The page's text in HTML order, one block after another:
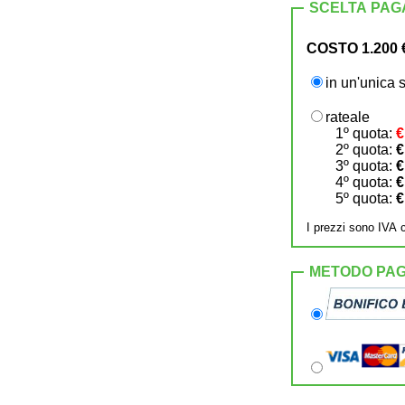
SCELTA
COSTO 1.200
in un'unica
rateale
1º quota:
2º quota:
3º quota:
4º quota:
5º quota:
I prezzi sono IVA
METODO